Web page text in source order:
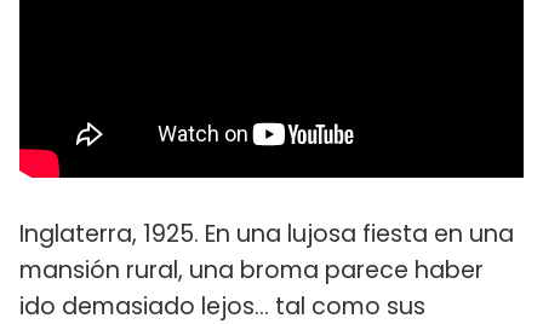
Inglaterra, 1925. En una lujosa fiesta en una
mansión rural, una broma parece haber
ido demasiado lejos... tal como sus